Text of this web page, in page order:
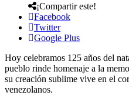
¡Compartir este!
Facebook
Twitter
Google Plus
Hoy celebramos 125 años del
pueblo rinde homenaje a la
su creación sublime vive en el
venezolanos.